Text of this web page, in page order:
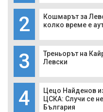
2
Кошмарът за
колко време е
3
Треньорът на
Левски
4
Цецо Найденов
ЦСКА: Случи се
България